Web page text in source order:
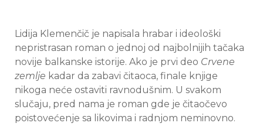
Lidija Klemenčič je napisala hrabar i ideološki
nepristrasan roman o jednoj od najbolnijih tačaka
novije balkanske istorije. Ako je prvi deo Crvene
zemlje kadar da zabavi čitaoca, finale knjige
nikoga neće ostaviti ravnodušnim. U svakom
slučaju, pred nama je roman gde je čitaočevo
poistovećenje sa likovima i radnjom neminovno.